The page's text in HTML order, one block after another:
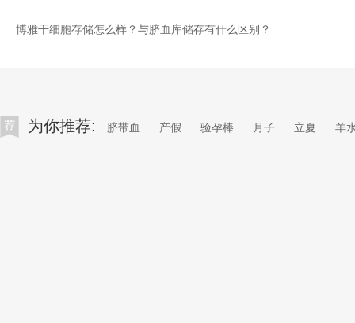
博雅干细胞存储怎么样？与脐血库储存有什么区别？
为你推荐: 脐带血 产假 验孕棒 月子 立夏 羊